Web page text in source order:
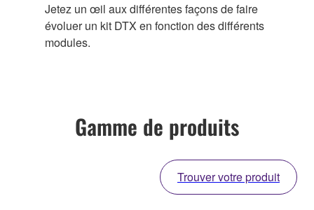
Jetez un œil aux différentes façons de faire
évoluer un kit DTX en fonction des différents
modules.
Gamme de produits
Trouver votre produit